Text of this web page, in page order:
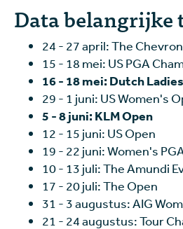
Data
24 - 27 april: The
15 - 18 mei: US PGA
16 - 18 mei: Dutch
29 - 1 juni: US Women's
5 - 8 juni: KLM Open
12 - 15 juni: US Open
19 - 22 juni: Women's
10 - 13 juli: The Amundi
17 - 20 juli: The Open
31 - 3 augustus: AIG
21 - 24 augustus: Tour